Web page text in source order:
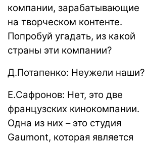
компании, зарабатывающие
на творческом контенте.
Попробуй угадать, из какой
страны эти компании?
Д.Потапенко: Неужели наши?
Е.Сафронов: Нет, это две
французских кинокомпании.
Одна из них – это студия
Gaumont, которая является